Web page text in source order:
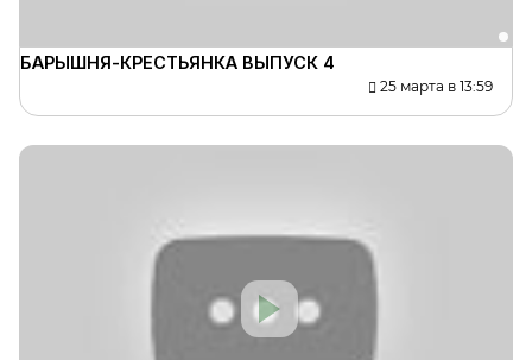
БАРЫШНЯ-КРЕСТЬЯНКА ВЫПУСК 4
25 марта в 13:59